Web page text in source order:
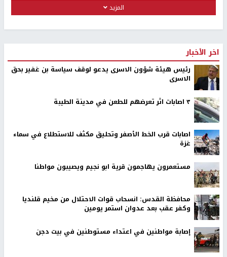
المزيد
اخر الأخبار
رئيس هيئة شؤون الاسرى يدعو لوقف سياسة بن غفير بحق
الاسرى
٣ اصابات اثر تعرضهم للطعن في مدينة الطيبة
اصابات قرب الخط الأصفر وتحليق مكثف للاستطلاع في سماء
غزة
مستعمرون يهاجمون قرية ابو نجيم ويصيبون مواطنا
محافظة القدس: انسحاب قوات الاحتلال من مخيم قلنديا
وكفر عقب بعد عدوان استمر يومين
إصابة مواطنين في اعتداء مستوطنين في بيت دجن